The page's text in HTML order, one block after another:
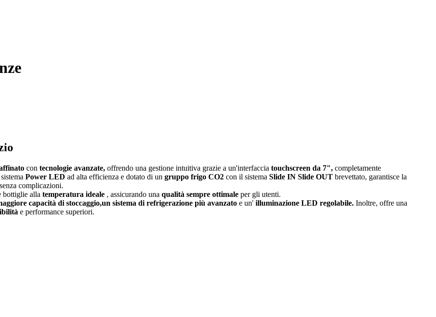
con tecnologie avanzate, offrendo una gestione intuitiva grazie a un'interfaccia touchscreen da 7", completamente
Power LED ad alta efficienza e dotato di un gruppo frigo CO2 con il sistema Slide IN Slide OUT brevettato, garantisce la
complicazioni.
bottiglie alla temperatura ideale , assicurando una qualità sempre ottimale per gli utenti.
capacità di stoccaggio,un sistema di refrigerazione più avanzato e un' illuminazione LED regolabile. Inoltre, offre una
e performance superiori.